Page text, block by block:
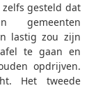
gesteld dat
gemeenten
lastig zou zijn
te gaan en
opdrijven.
Het tweede